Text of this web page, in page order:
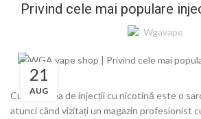
Privind cele mai populare
Wgavape
21
AUG
Cumpărarea de injecții cu nicotină este o
atunci când vizitați un magazin profesionist